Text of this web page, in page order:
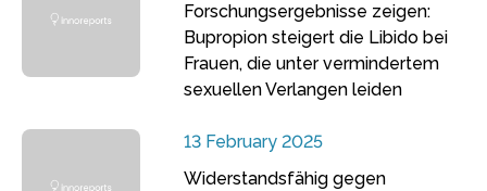
Forschungsergebnisse zeigen:
Bupropion steigert die Libido bei
Frauen, die unter vermindertem
sexuellen Verlangen leiden
13 February 2025
Widerstandsfähig gegen